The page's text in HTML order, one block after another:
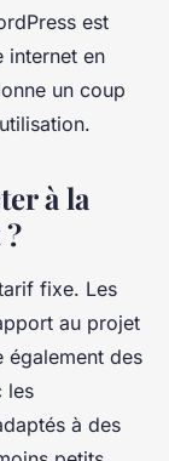
est
internet en
un coup
à la
fixe. Les
au projet
également des
les
à des